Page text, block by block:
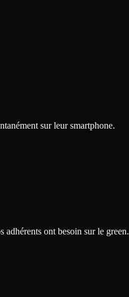
sur leur smartphone.
adhérents ont besoin sur le green.